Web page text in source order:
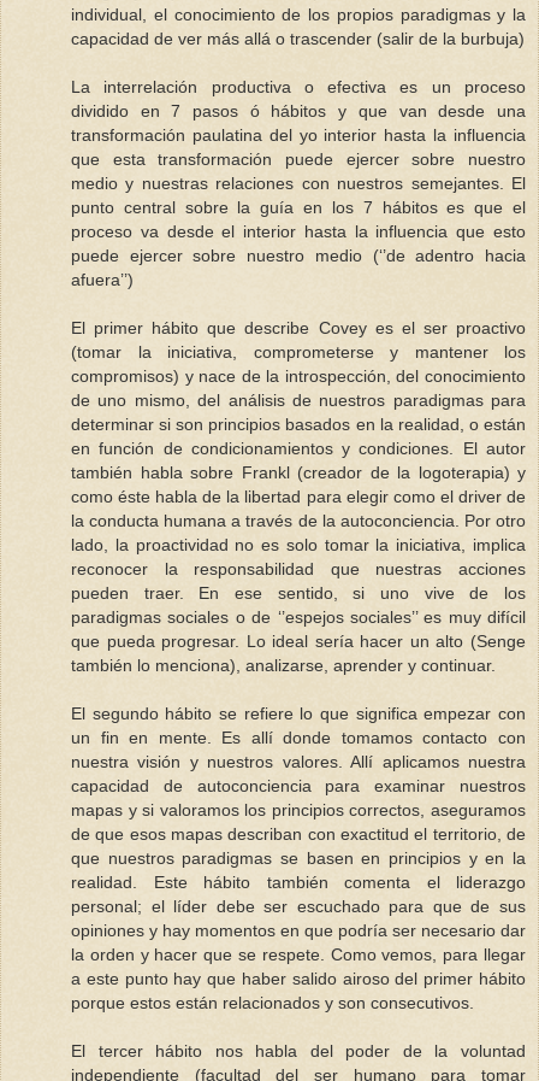
individual, el conocimiento de los propios paradigmas y la
capacidad de ver más allá o trascender (salir de la burbuja)
La interrelación productiva o efectiva es un proceso
dividido en 7 pasos ó hábitos y que van desde una
transformación paulatina del yo interior hasta la influencia
que esta transformación puede ejercer sobre nuestro
medio y nuestras relaciones con nuestros semejantes. El
punto central sobre la guía en los 7 hábitos es que el
proceso va desde el interior hasta la influencia que esto
puede ejercer sobre nuestro medio (‘’de adentro hacia
afuera’’)
El primer hábito que describe Covey es el ser proactivo
(tomar la iniciativa, comprometerse y mantener los
compromisos) y nace de la introspección, del conocimiento
de uno mismo, del análisis de nuestros paradigmas para
determinar si son principios basados en la realidad, o están
en función de condicionamientos y condiciones. El autor
también habla sobre Frankl (creador de la logoterapia) y
como éste habla de la libertad para elegir como el driver de
la conducta humana a través de la autoconciencia. Por otro
lado, la proactividad no es solo tomar la iniciativa, implica
reconocer la responsabilidad que nuestras acciones
pueden traer. En ese sentido, si uno vive de los
paradigmas sociales o de ‘’espejos sociales’’ es muy difícil
que pueda progresar. Lo ideal sería hacer un alto (Senge
también lo menciona), analizarse, aprender y continuar.
El segundo hábito se refiere lo que significa empezar con
un fin en mente. Es allí donde tomamos contacto con
nuestra visión y nuestros valores. Allí aplicamos nuestra
capacidad de autoconciencia para examinar nuestros
mapas y si valoramos los principios correctos, aseguramos
de que esos mapas describan con exactitud el territorio, de
que nuestros paradigmas se basen en principios y en la
realidad. Este hábito también comenta el liderazgo
personal; el líder debe ser escuchado para que de sus
opiniones y hay momentos en que podría ser necesario dar
la orden y hacer que se respete. Como vemos, para llegar
a este punto hay que haber salido airoso del primer hábito
porque estos están relacionados y son consecutivos.
El tercer hábito nos habla del poder de la voluntad
independiente (facultad del ser humano para tomar